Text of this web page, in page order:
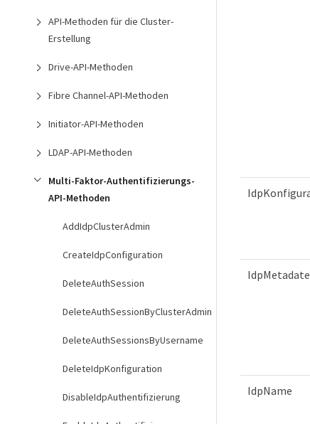
API-Methoden für die Cluster-
Erstellung
Drive-API-Methoden
Fibre Channel-API-Methoden
Initiator-API-Methoden
LDAP-API-Methoden
Multi-Faktor-Authentifizierungs-
API-Methoden
AddIdpClusterAdmin
CreateIdpConfiguration
DeleteAuthSession
DeleteAuthSessionByClusterAdmin
DeleteAuthSessionsByUsername
DeleteIdpKonfiguration
DisableIdpAuthentifizierung IdpName